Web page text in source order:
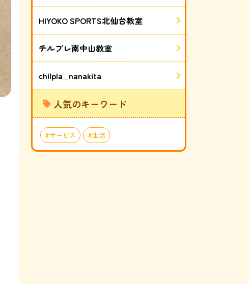
HIYOKO SPORTS北仙台教室
チルプレ南中山教室
chilpla_nanakita
人気のキーワード
サービス 生活